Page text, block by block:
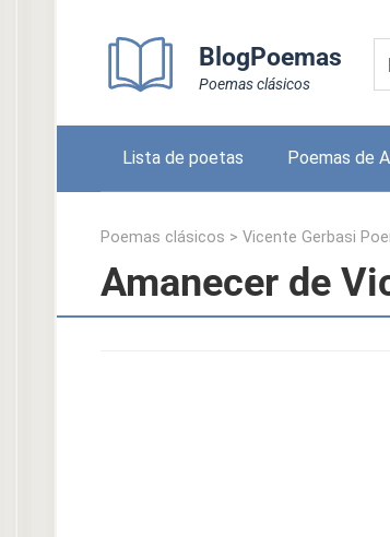
BlogPoemas
Poemas clásicos
Lista de poetas Poemas de
Poemas clásicos > Vicente Gerbasi
Amanecer de